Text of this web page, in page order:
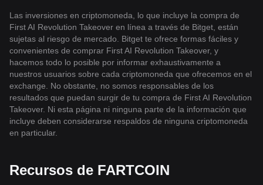
Las inversiones en criptomoneda, lo que incluye la compra de
First AI Revolution Takeover en línea a través de Bitget, están
sujetas al riesgo de mercado. Bitget te ofrece formas fáciles y
convenientes de comprar First AI Revolution Takeover, y
hacemos todo lo posible por informar exhaustivamente a
nuestros usuarios sobre cada criptomoneda que ofrecemos en el
exchange. No obstante, no somos responsables de los
resultados que puedan surgir de tu compra de First AI Revolution
Takeover. Ni esta página ni ninguna parte de la información que
incluye deben considerarse respaldos de ninguna criptomoneda
en particular.
Recursos de FARTCOIN